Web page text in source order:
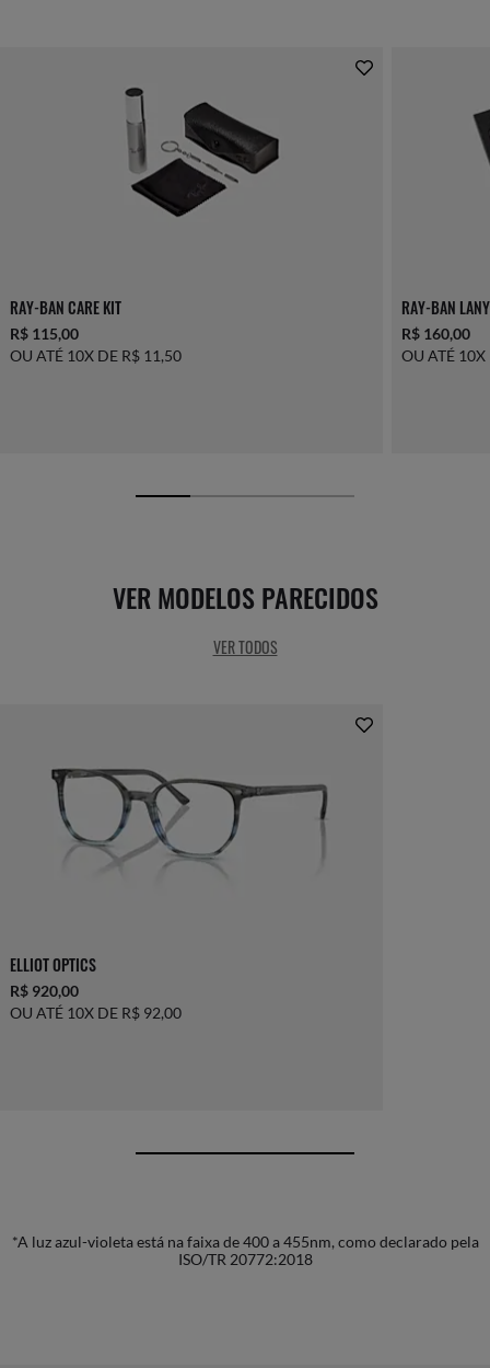
RAY-BAN CARE KIT
R$ 115,00
OU ATÉ 10X DE R$ 11,50
RAY-BAN
R$ 160,00
OU ATÉ
VER MODELOS PARECIDOS
VER TODOS
ELLIOT OPTICS
R$ 920,00
OU ATÉ 10X DE R$ 92,00
*A luz azul-violeta está na faixa de 400 a 455nm, como declarado pela
ISO/TR 20772:2018